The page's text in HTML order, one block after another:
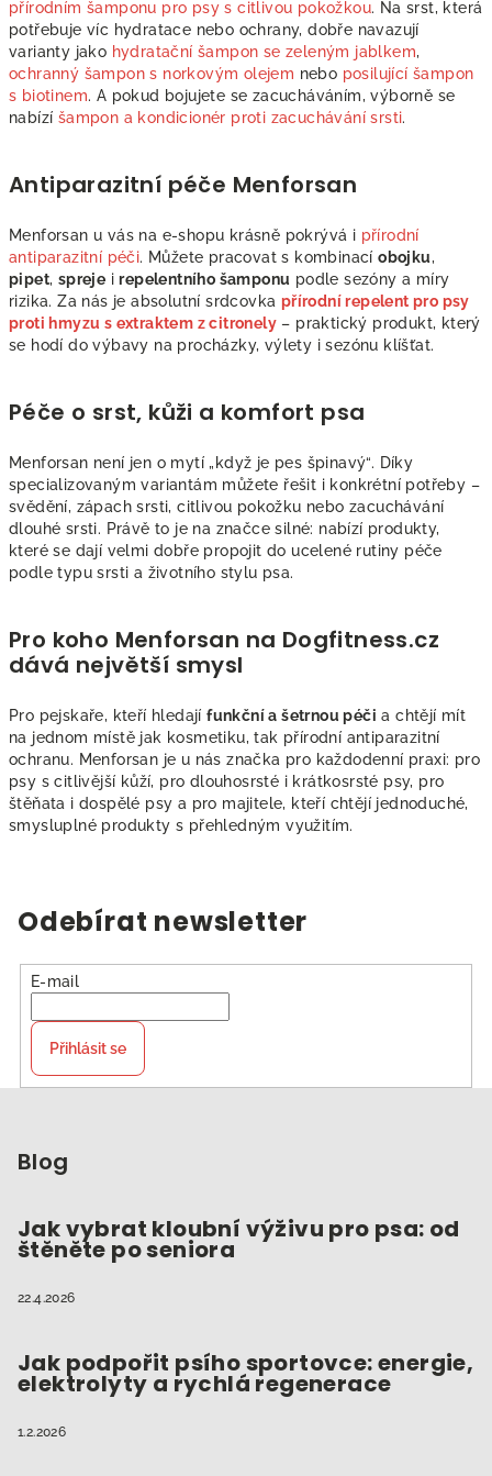
přírodním šamponu pro psy s citlivou pokožkou. Na srst, která
potřebuje víc hydratace nebo ochrany, dobře navazují
varianty jako hydratační šampon se zeleným jablkem,
ochranný šampon s norkovým olejem nebo posilující šampon
s biotinem. A pokud bojujete se zacucháváním, výborně se
nabízí šampon a kondicionér proti zacuchávání srsti.
Antiparazitní péče Menforsan
Menforsan u vás na e-shopu krásně pokrývá i přírodní
antiparazitní péči. Můžete pracovat s kombinacíobojku,
pipet, spreje irepelentního šamponu podle sezóny a míry
rizika. Za nás je absolutní srdcovka přírodní repelent pro psy
proti hmyzu s extraktem z citronely – praktický produkt, který
se hodí do výbavy na procházky, výlety i sezónu klíšťat.
Péče o srst, kůži a komfort psa
Menforsan není jen o mytí „když je pes špinavý“. Díky
specializovaným variantám můžete řešit i konkrétní potřeby –
svědění, zápach srsti, citlivou pokožku nebo zacuchávání
dlouhé srsti. Právě to je na značce silné: nabízí produkty,
které se dají velmi dobře propojit do ucelené rutiny péče
podle typu srsti a životního stylu psa.
Pro koho Menforsan na Dogfitness.cz
dává největší smysl
Pro pejskaře, kteří hledajífunkční a šetrnou péči a chtějí mít
na jednom místě jak kosmetiku, tak přírodní antiparazitní
ochranu. Menforsan je u nás značka pro každodenní praxi: pro
psy s citlivější kůží, pro dlouhosrsté i krátkosrsté psy, pro
štěňata i dospělé psy a pro majitele, kteří chtějí jednoduché,
smysluplné produkty s přehledným využitím.
Odebírat newsletter
E-mail
Přihlásit se
Blog
Jak vybrat kloubní výživu pro psa: od
štěněte po seniora
22.4.2026
Jak podpořit psího sportovce: energie,
elektrolyty a rychlá regenerace
1.2.2026